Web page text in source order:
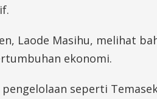
Laode Masihu, melihat
ekonomi.
seperti